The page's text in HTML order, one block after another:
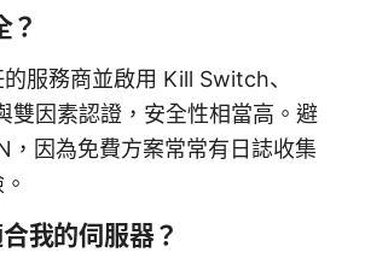
？
服務商並啟用 Kill Switch、
雙因素認證，安全性相當高。避
，因為免費方案常常有日誌收集
我的伺服器？